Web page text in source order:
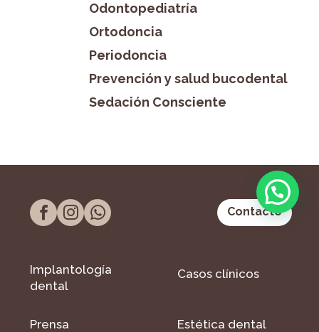
Odontopediatría
Ortodoncia
Periodoncia
Prevención y salud bucodental
Sedación Consciente
Contacto
Implantología
dental
Casos clínicos
Prensa Estética dental